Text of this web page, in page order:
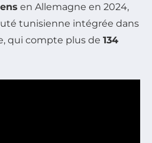
en Allemagne en 2024,
tunisienne intégrée dans
qui compte plus de 134